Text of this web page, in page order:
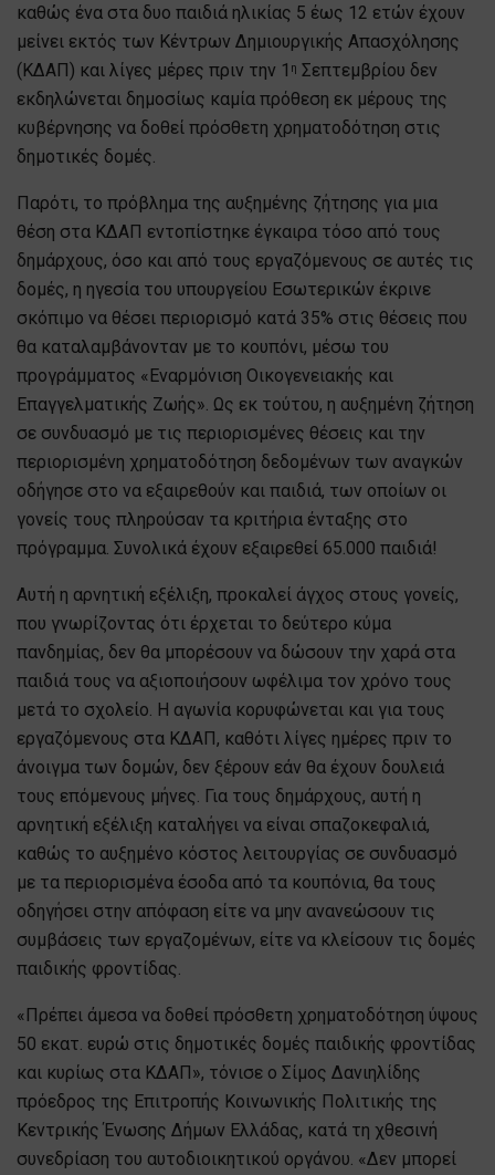
καθώς ένα στα δυο παιδιά ηλικίας 5 έως 12 ετών έχουν
μείνει εκτός των Κέντρων Δημιουργικής Απασχόλησης
(ΚΔΑΠ) και λίγες μέρες πριν την 1 η Σεπτεμβρίου δεν
εκδηλώνεται δημοσίως καμία πρόθεση εκ μέρους της
κυβέρνησης να δοθεί πρόσθετη χρηματοδότηση στις
δημοτικές δομές.
Παρότι, το πρόβλημα της αυξημένης ζήτησης για μια
θέση στα ΚΔΑΠ εντοπίστηκε έγκαιρα τόσο από τους
δημάρχους, όσο και από τους εργαζόμενους σε αυτές τις
δομές, η ηγεσία του υπουργείου Εσωτερικών έκρινε
σκόπιμο να θέσει περιορισμό κατά 35% στις θέσεις που
θα καταλαμβάνονταν με το κουπόνι, μέσω του
προγράμματος «Εναρμόνιση Οικογενειακής και
Επαγγελματικής Ζωής». Ως εκ τούτου, η αυξημένη ζήτηση
σε συνδυασμό με τις περιορισμένες θέσεις και την
περιορισμένη χρηματοδότηση δεδομένων των αναγκών
οδήγησε στο να εξαιρεθούν και παιδιά, των οποίων οι
γονείς τους πληρούσαν τα κριτήρια ένταξης στο
πρόγραμμα. Συνολικά έχουν εξαιρεθεί 65.000 παιδιά!
Αυτή η αρνητική εξέλιξη, προκαλεί άγχος στους γονείς,
που γνωρίζοντας ότι έρχεται το δεύτερο κύμα
πανδημίας, δεν θα μπορέσουν να δώσουν την χαρά στα
παιδιά τους να αξιοποιήσουν ωφέλιμα τον χρόνο τους
μετά το σχολείο. Η αγωνία κορυφώνεται και για τους
εργαζόμενους στα ΚΔΑΠ, καθότι λίγες ημέρες πριν το
άνοιγμα των δομών, δεν ξέρουν εάν θα έχουν δουλειά
τους επόμενους μήνες. Για τους δημάρχους, αυτή η
αρνητική εξέλιξη καταλήγει να είναι σπαζοκεφαλιά,
καθώς το αυξημένο κόστος λειτουργίας σε συνδυασμό
με τα περιορισμένα έσοδα από τα κουπόνια, θα τους
οδηγήσει στην απόφαση είτε να μην ανανεώσουν τις
συμβάσεις των εργαζομένων, είτε να κλείσουν τις δομές
παιδικής φροντίδας.
«Πρέπει άμεσα να δοθεί πρόσθετη χρηματοδότηση ύψους
50 εκατ. ευρώ στις δημοτικές δομές παιδικής φροντίδας
και κυρίως στα ΚΔΑΠ», τόνισε ο Σίμος Δανιηλίδης
πρόεδρος της Επιτροπής Κοινωνικής Πολιτικής της
Κεντρικής Ένωσης Δήμων Ελλάδας, κατά τη χθεσινή
συνεδρίαση του αυτοδιοικητικού οργάνου. «Δεν μπορεί